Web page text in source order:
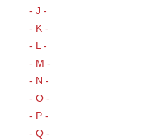
- J -
- K -
- L -
- M -
- N -
- O -
- P -
- Q -